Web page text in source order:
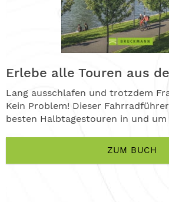
Erlebe alle Touren aus
Lang ausschlafen und trotzdem
Kein Problem! Dieser
besten Halbtagestouren in und
ZUM BUCH